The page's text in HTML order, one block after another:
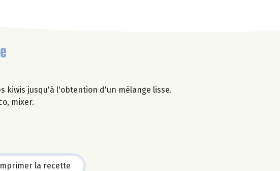
kiwis jusqu'à l'obtention d'un mélange lisse.
mixer.
la recette